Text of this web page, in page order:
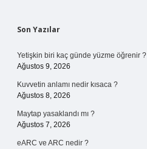
Sidebar
Son Yazılar
Yetişkin biri kaç günde yüzme öğrenir ?
Ağustos 9, 2026
Kuvvetin anlamı nedir kısaca ?
Ağustos 8, 2026
Maytap yasaklandı mı ?
Ağustos 7, 2026
eARC ve ARC nedir ?